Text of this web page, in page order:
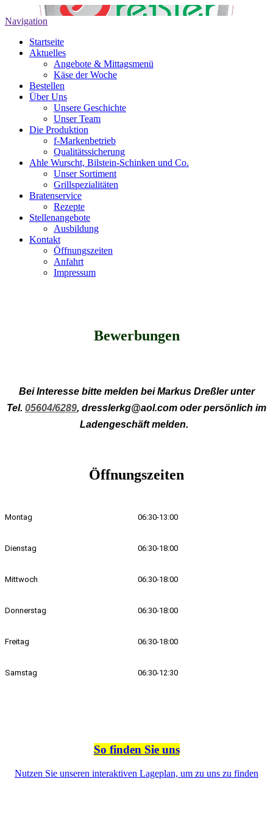
Navigation
Startseite
Aktuelles
Angebote & Mittagsmenü
Käse der Woche
Bestellen
Über Uns
Unsere Geschichte
Unser Team
Die Produktion
f-Markenbetrieb
Qualitätssicherung
Ahle Wurscht, Bilstein-Schinken und Co.
Unser Sortiment
Grillspezialitäten
Bratenservice
Rezepte
Stellenangebote
Ausbildung
Kontakt
Öffnungszeiten
Anfahrt
Impressum
Bewerbungen
Bei Interesse bitte melden bei Markus Dreßler unter
Tel. 05604/6289, dresslerkg@aol.com oder persönlich im
Ladengeschäft melden.
Öffnungszeiten
Montag 06:30-13:00
Dienstag 06:30-18:00
Mittwoch 06:30-18:00
Donnerstag 06:30-18:00
Freitag 06:30-18:00
Samstag 06:30-12:30
So finden Sie uns
Nutzen Sie unseren interaktiven La­ge­plan, um zu uns zu finden